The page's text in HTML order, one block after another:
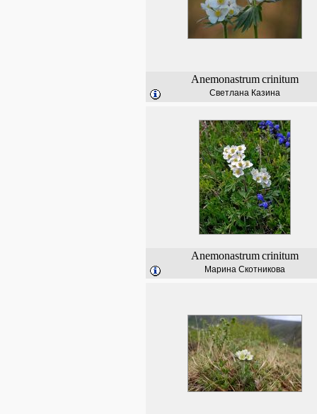
Anemonastrumcrinitum
Светлана Казина
Anemonastrumcrinitum
Марина Скотникова